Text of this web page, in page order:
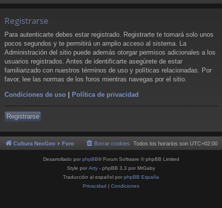
Registrarse
Para autenticarte debes estar registrado. Registrarte te tomará solo unos
pocos segundos y te permitirá un amplio acceso al sistema. La
Administración del sitio puede además otorgar permisos adicionales a los
usuarios registrados. Antes de identificarte asegúrete de estar
familiarizado con nuestros términos de uso y políticas relacionadas. Por
favor, lee las normas de los foros mientras navegas por el sitio.
Condiciones de uso Política de privacidad
Registrarse
Cultura NeoGeo Foro Todos los horarios son UTC+02:00
Borrar cookies
Desarrollado por phpBB® Forum Software © phpBB Limited
Style por Arty - phpBB 3.3 por MrGaby
Traducción al español por phpBB España
Privacidad | Condiciones